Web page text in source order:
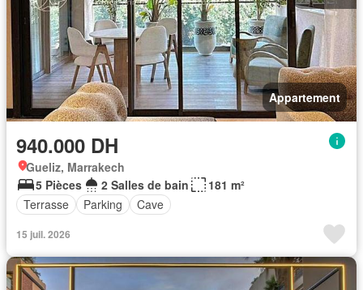
Appartement
940.000 DH
Gueliz, Marrakech
5 Pièces
2 Salles de bain
181 m²
Terrasse
Parking Cave
15 juil. 2026